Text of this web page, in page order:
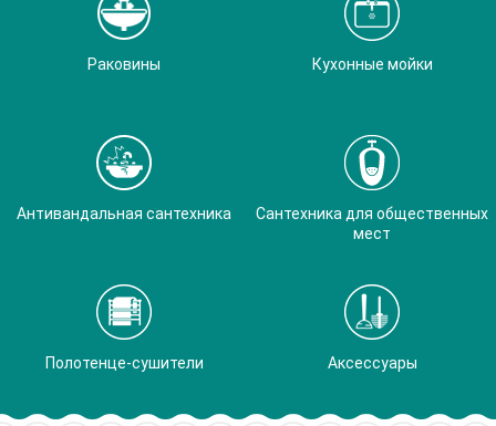
Раковины Кухонные мойки
Антивандальная сантехника
Сантехника для общественных
мест
Полотенце-сушители Аксессуары